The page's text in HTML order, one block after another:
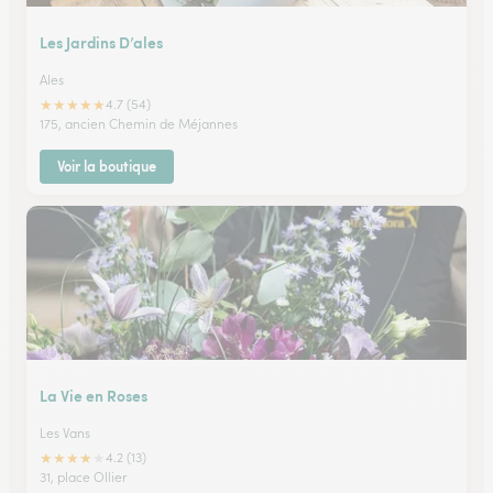
Les Jardins D’ales
Ales
★★★★★4.7 (54)
175, ancien Chemin de Méjannes
Voir la boutique
La Vie en Roses
Les Vans
★★★★
4.2 (13)
31, place Ollier